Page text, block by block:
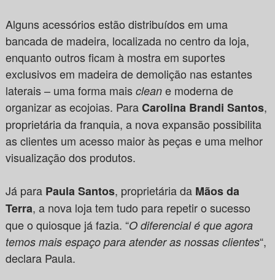
Alguns acessórios estão distribuídos em uma
bancada de madeira, localizada no centro da loja,
enquanto outros ficam à mostra em suportes
exclusivos em madeira de demolição nas estantes
laterais – uma forma mais cleane moderna de
organizar as ecojoias. ParaCarolina Brandi Santos,
proprietária da franquia, a nova expansão possibilita
as clientes um acesso maior às peças e uma melhor
visualização dos produtos.
Já para Paula Santos, proprietária da Mãos da
Terra, a nova loja tem tudo para repetir o sucesso
que o quiosque já fazia. “O diferencial é que agora
temos mais espaço para atender as nossas clientes“,
declara Paula.